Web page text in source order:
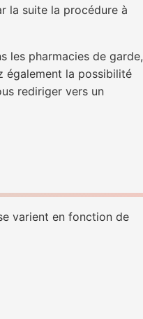
la suite la procédure à
les pharmacies de garde,
également la possibilité
rediriger vers un
varient en fonction de